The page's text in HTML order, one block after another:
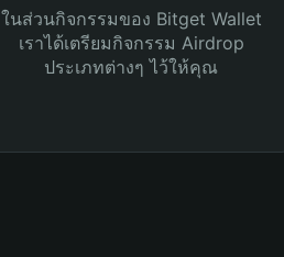
ในส่วนกิจกรรมของ Bitget Wallet
เราได้เตรียมกิจกรรม Airdrop
ประเภทต่างๆ ไว้ให้คุณ